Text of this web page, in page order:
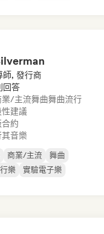
師, 發行商
回答
業/主流舞曲舞曲流行
建議
約
音樂
商業/主流
舞曲
樂
實驗電子樂